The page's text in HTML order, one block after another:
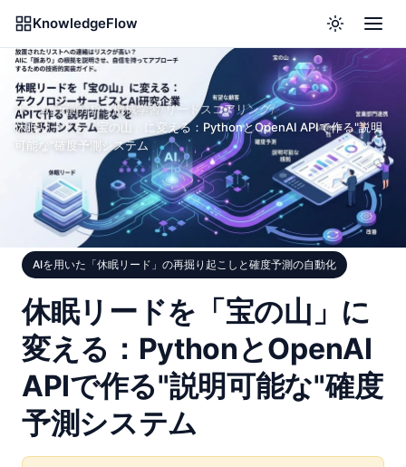
KnowledgeFlow
ホーム/予測分析・機械学習/リードスコアリング/
休眠リードを「宝の山」に変える：PythonとOpenAI APIで作る"説明
可能な"確度予測システム
AIを用いた「休眠リード」の再掘り起こしと確度予測の自動化
休眠リードを「宝の山」に
変える：PythonとOpenAI
APIで作る"説明可能な"確度
予測システム